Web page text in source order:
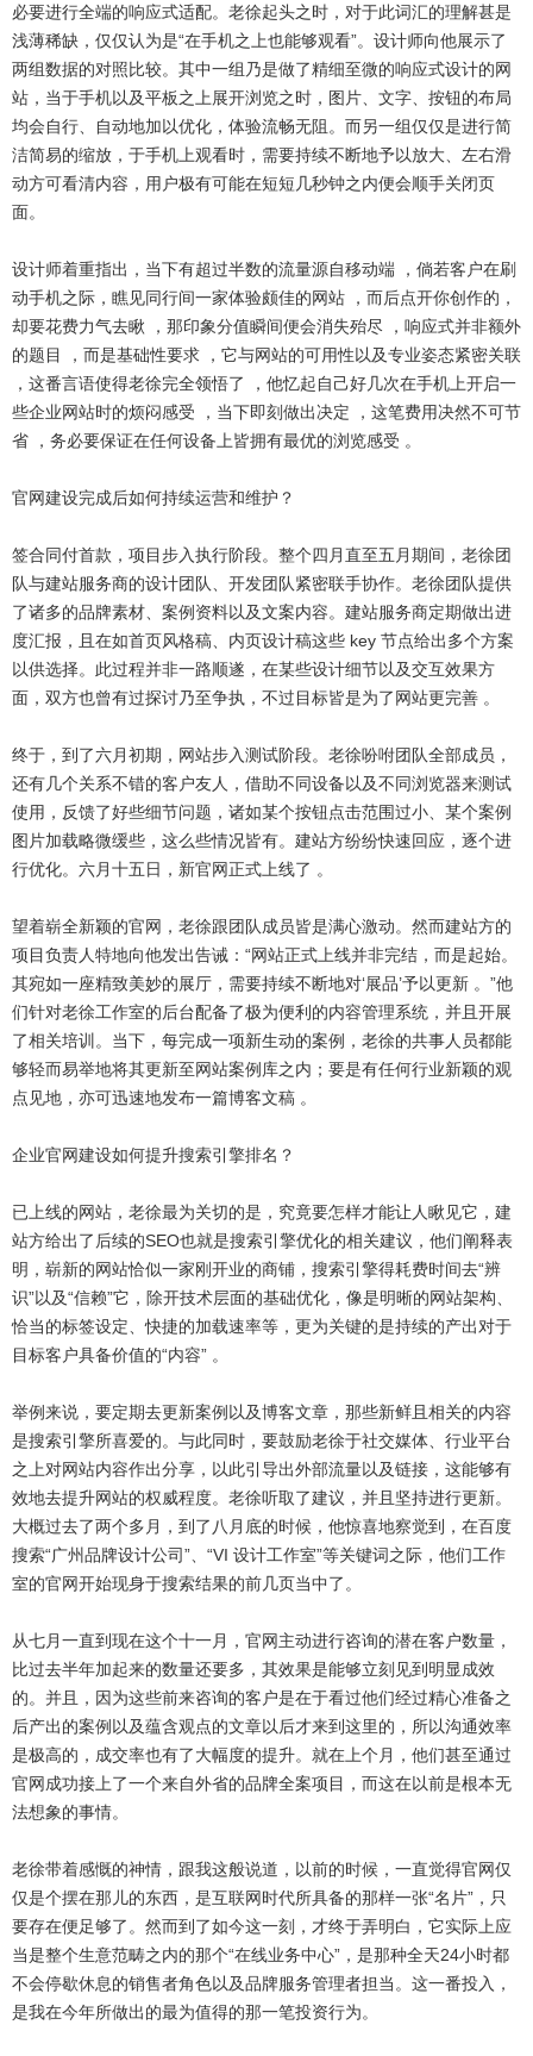
必要进行全端的响应式适配。老徐起头之时，对于此词汇的理解甚是
浅薄稀缺，仅仅认为是“在手机之上也能够观看”。设计师向他展示了
两组数据的对照比较。其中一组乃是做了精细至微的响应式设计的网
站，当于手机以及平板之上展开浏览之时，图片、文字、按钮的布局
均会自行、自动地加以优化，体验流畅无阻。而另一组仅仅是进行简
洁简易的缩放，于手机上观看时，需要持续不断地予以放大、左右滑
动方可看清内容，用户极有可能在短短几秒钟之内便会顺手关闭页
面。
设计师着重指出，当下有超过半数的流量源自移动端 ，倘若客户在刷
动手机之际，瞧见同行间一家体验颇佳的网站 ，而后点开你创作的，
却要花费力气去瞅 ，那印象分值瞬间便会消失殆尽 ，响应式并非额外
的题目 ，而是基础性要求 ，它与网站的可用性以及专业姿态紧密关联
，这番言语使得老徐完全领悟了 ，他忆起自己好几次在手机上开启一
些企业网站时的烦闷感受 ，当下即刻做出决定 ，这笔费用决然不可节
省 ，务必要保证在任何设备上皆拥有最优的浏览感受 。
官网建设完成后如何持续运营和维护？
签合同付首款，项目步入执行阶段。整个四月直至五月期间，老徐团
队与建站服务商的设计团队、开发团队紧密联手协作。老徐团队提供
了诸多的品牌素材、案例资料以及文案内容。建站服务商定期做出进
度汇报，且在如首页风格稿、内页设计稿这些 key 节点给出多个方案
以供选择。此过程并非一路顺遂，在某些设计细节以及交互效果方
面，双方也曾有过探讨乃至争执，不过目标皆是为了网站更完善 。
终于，到了六月初期，网站步入测试阶段。老徐吩咐团队全部成员，
还有几个关系不错的客户友人，借助不同设备以及不同浏览器来测试
使用，反馈了好些细节问题，诸如某个按钮点击范围过小、某个案例
图片加载略微缓些，这么些情况皆有。建站方纷纷快速回应，逐个进
行优化。六月十五日，新官网正式上线了 。
望着崭全新颖的官网，老徐跟团队成员皆是满心激动。然而建站方的
项目负责人特地向他发出告诫：“网站正式上线并非完结，而是起始。
其宛如一座精致美妙的展厅，需要持续不断地对‘展品’予以更新 。”他
们针对老徐工作室的后台配备了极为便利的内容管理系统，并且开展
了相关培训。当下，每完成一项新生动的案例，老徐的共事人员都能
够轻而易举地将其更新至网站案例库之内；要是有任何行业新颖的观
点见地，亦可迅速地发布一篇博客文稿 。
企业官网建设如何提升搜索引擎排名？
已上线的网站，老徐最为关切的是，究竟要怎样才能让人瞅见它，建
站方给出了后续的SEO也就是搜索引擎优化的相关建议，他们阐释表
明，崭新的网站恰似一家刚开业的商铺，搜索引擎得耗费时间去“辨
识”以及“信赖”它，除开技术层面的基础优化，像是明晰的网站架构、
恰当的标签设定、快捷的加载速率等，更为关键的是持续的产出对于
目标客户具备价值的“内容” 。
举例来说，要定期去更新案例以及博客文章，那些新鲜且相关的内容
是搜索引擎所喜爱的。与此同时，要鼓励老徐于社交媒体、行业平台
之上对网站内容作出分享，以此引导出外部流量以及链接，这能够有
效地去提升网站的权威程度。老徐听取了建议，并且坚持进行更新。
大概过去了两个多月，到了八月底的时候，他惊喜地察觉到，在百度
搜索“广州品牌设计公司”、“VI 设计工作室”等关键词之际，他们工作
室的官网开始现身于搜索结果的前几页当中了。
从七月一直到现在这个十一月，官网主动进行咨询的潜在客户数量，
比过去半年加起来的数量还要多，其效果是能够立刻见到明显成效
的。并且，因为这些前来咨询的客户是在于看过他们经过精心准备之
后产出的案例以及蕴含观点的文章以后才来到这里的，所以沟通效率
是极高的，成交率也有了大幅度的提升。就在上个月，他们甚至通过
官网成功接上了一个来自外省的品牌全案项目，而这在以前是根本无
法想象的事情。
老徐带着感慨的神情，跟我这般说道，以前的时候，一直觉得官网仅
仅是个摆在那儿的东西，是互联网时代所具备的那样一张“名片”，只
要存在便足够了。然而到了如今这一刻，才终于弄明白，它实际上应
当是整个生意范畴之内的那个“在线业务中心”，是那种全天24小时都
不会停歇休息的销售者角色以及品牌服务管理者担当。这一番投入，
是我在今年所做出的最为值得的那一笔投资行为。